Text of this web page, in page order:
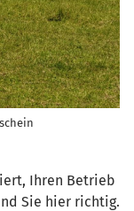
Ihren Betrieb
Sie hier richtig.